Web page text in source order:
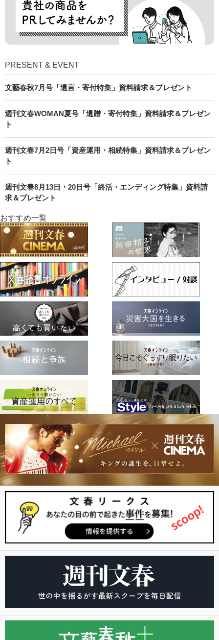
PRESENT & EVENT
文藝春秋7月号「遺言・寄付特集」資料請求＆プレゼント
週刊文春WOMAN夏号「遺贈・寄付特集」資料請求＆プレゼン
ト
週刊文春7月2日号「資産運用・相続特集」資料請求＆プレゼン
ト
週刊文春8月13日・20日号「終活・エンディング特集」資料請
求＆プレゼント
おすすめ一覧